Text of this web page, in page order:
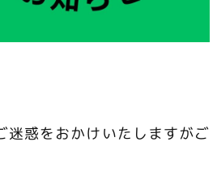
迷惑をおかけいたしますがご